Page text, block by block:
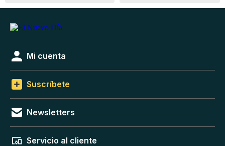
Mi cuenta
Suscríbete
Newsletters
Servicio al cliente